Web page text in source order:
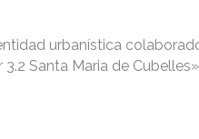
urbanística
Santa Maria de